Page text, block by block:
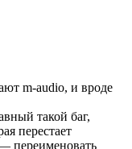
m-audio, и вроде
такой баг,
перестает
переименовать